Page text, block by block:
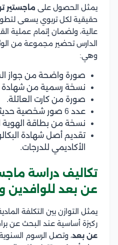
يمثل الحصول على ماجستير
حقيقية لكل تربوي يسعى
عالية، ولضمان إتمام عملية
الدارس تحضير مجموعة من
وهي:
صورة واضحة من جواز
نسخة رسمية من شهادة
صورة من كارت العائلة.
عدد 6 صور شخصية حديثة بخلفية بيضاء.
نسخة من بطاقة الهوية
تقديم أصل شهادة
الأكاديمي للدرجات.
تكاليف دراسة
عن بعد للوافدين
يمثل التوازن بين التكلفة
ركيزة أساسية عند البحث عن
عن بعد